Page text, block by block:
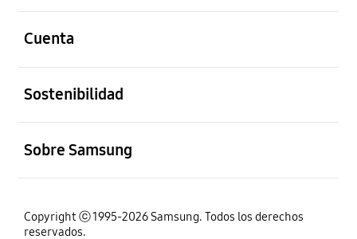
Cuenta
Sostenibilidad
Sobre Samsung
Copyright ⓒ 1995-2026 Samsung. Todos los derechos
reservados.